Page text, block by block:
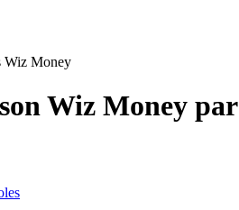
Wiz Money
Wiz Money par